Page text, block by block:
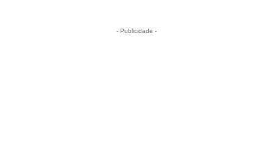
- Publicidade -